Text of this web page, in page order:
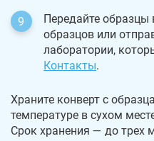
Передайте
образцов или
лаборатории,
Контакты.
Храните конверт с
температуре в сухом
Срок хранения — до трех